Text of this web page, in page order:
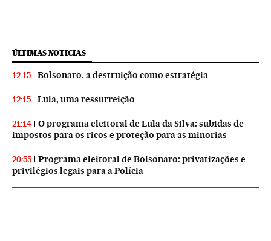
ÚLTIMAS NOTICIAS
12:15 Bolsonaro, a destruição como estratégia
12:15 Lula, uma ressurreição
21:14
O programa eleitoral de Lula da Silva: subidas de
impostos para os ricos e proteção para as minorias
20:55
Programa eleitoral de Bolsonaro: privatizações e
privilégios legais para a Polícia